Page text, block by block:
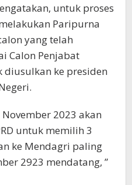
untuk proses
Paripurna
yang telah
Calon Penjabat
ke presiden
2023 akan
untuk memilih 3
ke Mendagri paling
2923 mendatang, ”